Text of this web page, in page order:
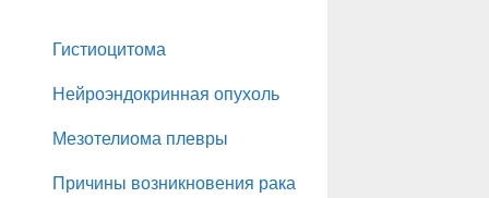
Гистиоцитома
Нейроэндокринная опухоль
Мезотелиома плевры
Причины возникновения рака